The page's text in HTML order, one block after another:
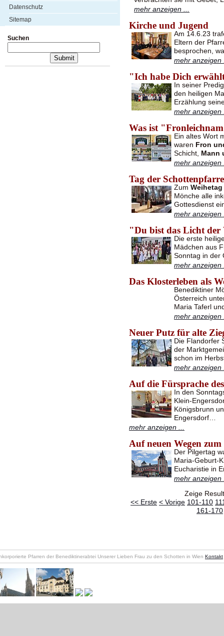
Datenschutz
Sitemap
Suchen
mehr anzeigen ...
Kirche und Jugend
Am 14.6.23
Eltern der
besprochen,
mehr anzeigen
"Ich habe Dich
In seiner
den heiligen
Erzählung
mehr anzeigen
Was ist
Ein altes Wort
waren Fron
Schicht, Mann
mehr anzeigen
Tag der
Zum
Mönche alle
Gottesdienst
mehr anzeigen
"Du bist das Licht der
Die erste
Mädchen aus
Sonntag in der
mehr anzeigen
Das Klosterleben als
Benediktiner
Österreich
Maria Taferl
mehr anzeigen
Neuer Putz für alte
Die Flandorfer
der
schon im
mehr anzeigen
Auf die Fürsprache
In den
Klein-
Königsbrunn
Engersdorf…
mehr anzeigen ...
Auf neuen Wegen
Der Pilgertag
Maria-Geburt-
Eucharistie in
mehr anzeigen
Zeige
<< Erste < Vorige 101-110
161-170
Pfarren der Benediktinerabtei Unserer Lieben Frau zu den Schotten in Wien Kontakt